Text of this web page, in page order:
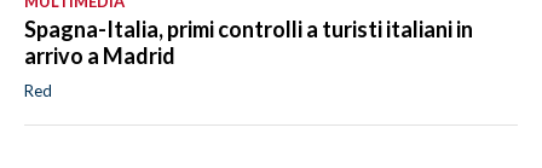
Spagna-Italia, primi controlli a turisti italiani in
arrivo a Madrid
Red